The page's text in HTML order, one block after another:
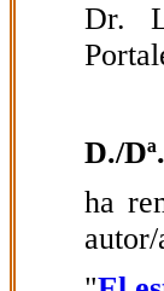
Dr.
D./
ha